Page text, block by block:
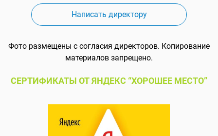
Написать директору
Фото размещены с согласия директоров. Копирование
материалов запрещено.
СЕРТИФИКАТЫ ОТ ЯНДЕКС “ХОРОШЕЕ МЕСТО”